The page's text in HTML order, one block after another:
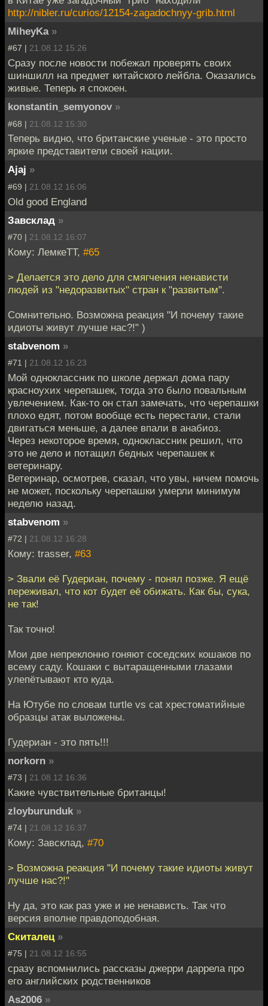
http://nibler.ru/curios/12154-zagadochnyy-grib.html
MiheyKa »
#67 | 21.08.12 15:26
Сразу после новости побежал проверять своих
шиншилл на предмет китайского лейбла. Оказались
живые. Теперь я спокоен.
konstantin_semyonov »
#68 | 21.08.12 15:30
Теперь видно, что британские ученые - это просто
яркие представители своей нации.
Ajaj »
#69 | 21.08.12 16:06
Old good England
Завсклад »
#70 | 21.08.12 16:07
Кому: ЛемкеТТ, #65
> Делается это дело для смягчения ненависти
людей из "недоразвитых" стран к "развитым".
Сомнительно. Возможна реакция "И почему такие
идиоты живут лучше нас?!" )
stabvenom »
#71 | 21.08.12 16:23
Мой одноклассник по школе держал дома пару
красноухих черепашек, тогда это было повальным
увлечением. Как-то он стал замечать, что черепашки
плохо едят, потом вообще есть перестали, стали
двигаться меньше, а далее впали в анабиоз.
Через некоторое время, одноклассник решил, что
это не дело и потащил бедных черепашек к
ветеринару.
Ветеринар, осмотрев, сказал, что увы, ничем помочь
не может, поскольку черепашки умерли минимум
неделю назад.
stabvenom »
#72 | 21.08.12 16:28
Кому: trasser, #63
> Звали её Гудериан, почему - понял позже. Я ещё
переживал, что кот будет её обижать. Как бы, сука,
не так!
Так точно!
Мои две непреклонно гоняют соседских кошаков по
всему саду. Кошаки с вытаращенными глазами
улепётывают кто куда.
На Ютубе по словам turtle vs cat хрестоматийные
образцы атак выложены.
Гудериан - это пять!!!
norkorn »
#73 | 21.08.12 16:36
Какие чувствительные британцы!
zloyburunduk »
#74 | 21.08.12 16:37
Кому: Завсклад, #70
> Возможна реакция "И почему такие идиоты живут
лучше нас?!"
Ну да, это как раз уже и не ненависть. Так что
версия вполне правдоподобная.
Скиталец »
#75 | 21.08.12 16:55
сразу вспомнились рассказы джерри даррела про
его английских родственников
As2006 »